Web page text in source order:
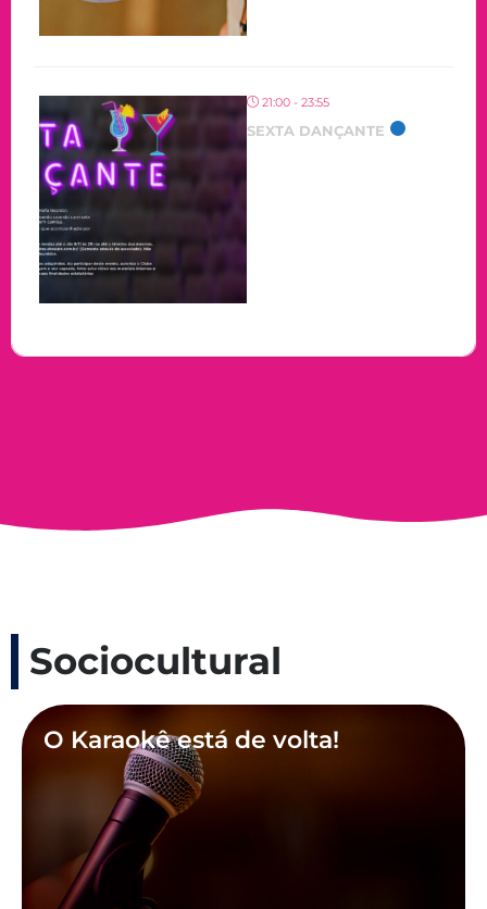
21:00 - 23:55
SEXTA DANÇANTE
Sociocultural
O Karaokê está de volta!